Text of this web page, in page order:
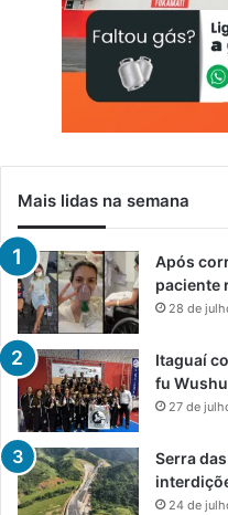
Mais lidas na semana
Após
paciente
28 de
Itaguaí
fu
27 de
Serra
24 de